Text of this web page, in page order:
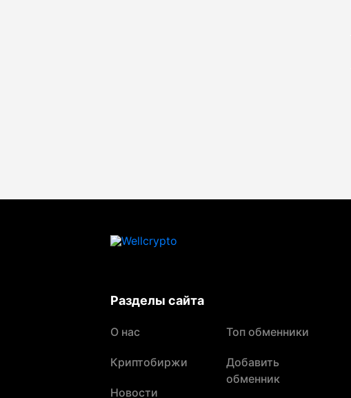
Разделы сайта
О нас
Криптобиржи
Новости
Топ обменники
Добавить
обменник